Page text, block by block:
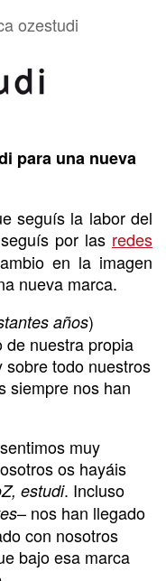
ozestudi
para una nueva
seguís la labor del
por las redes
en la imagen
nueva marca.
años)
nuestra propia
sobre todo nuestros
siempre nos han
muy
os hayáis
estudi. Incluso
– nos han llegado
con nosotros
bajo esa marca